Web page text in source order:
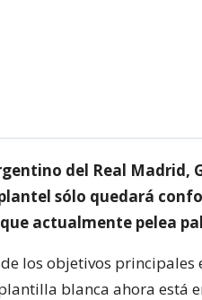
del Real Madrid,
sólo quedará
actualmente pelea
los objetivos
blanca ahora está